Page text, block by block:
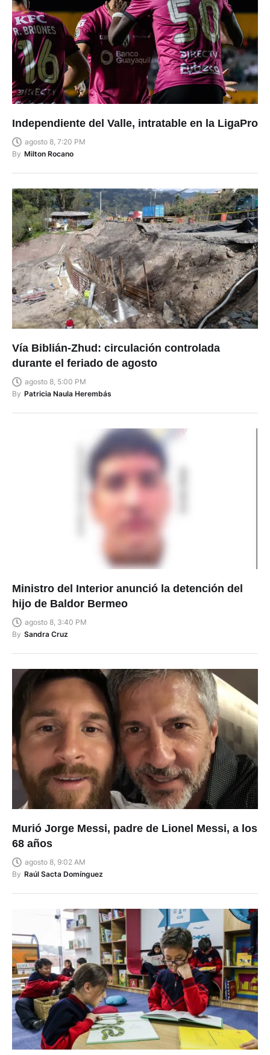
Independiente del Valle, intratable en la LigaPro
agosto 8, 7:20 PM
By Milton Rocano
Vía Biblián-Zhud: circulación controlada
durante el feriado de agosto
agosto 8, 5:00 PM
By Patricia Naula Herembás
Ministro del Interior anunció la detención del
hijo de Baldor Bermeo
agosto 8, 3:40 PM
By Sandra Cruz
Murió Jorge Messi, padre de Lionel Messi, a los
68 años
agosto 8, 9:02 AM
By Raúl Sacta Domínguez